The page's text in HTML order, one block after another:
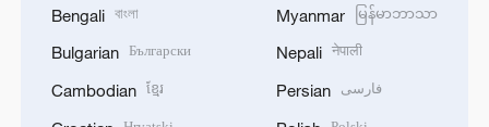
Bengali বাংলা
Bulgarian Български
Cambodian ខ្មែរ
Myanmar မြန်မာဘာသာ
Nepali नेपाली
Persian فارسی